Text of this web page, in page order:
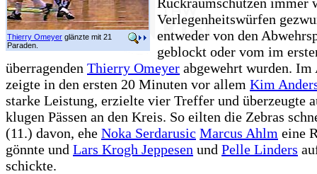
Thierry Omeyer glänzte mit 21
Paraden.
Verlegenheitswürfen
entweder von den
geblockt oder vom im
überragenden Thierry Omeyer abgewehrt wurden.
zeigte in den ersten 20 Minuten vor allem Kim
starke Leistung, erzielte vier Treffer und überzeugte
klugen Pässen an den Kreis. So eilten die Zebras
(11.) davon, ehe Noka Serdarusic Marcus Ahlm eine
gönnte und Lars Krogh Jeppesen und Pelle Linders
schickte.